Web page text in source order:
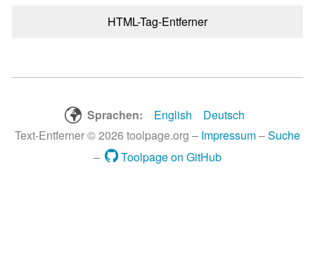
HTML-Tag-Entferner
Sprachen: English
Deutsch
Text-Entferner © 2026 toolpage.org – Impressum–Suche
–
Toolpage on GitHub